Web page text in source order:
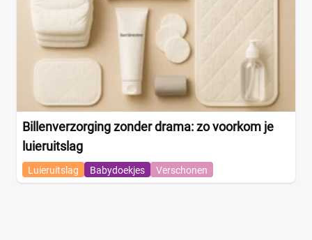
Billenverzorging zonder drama: zo voorkom je
luieruitslag
Luieruitslag Babydoekjes Verschonen